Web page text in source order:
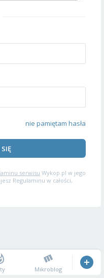
nie pamiętam hasła
serwisu Wykop.pl w jego
Regulaminu w całości,
Mikroblog